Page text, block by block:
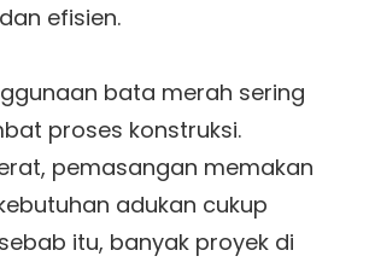
efisien.
bata merah sering
proses konstruksi.
pemasangan memakan
adukan cukup
itu, banyak proyek di